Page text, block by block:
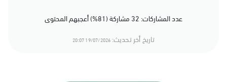
عدد المشاركات: 32 مشاركة (81%) أعجبهم المحتوى
تاريخ أخر تحديث: 19/07/2026 20:07